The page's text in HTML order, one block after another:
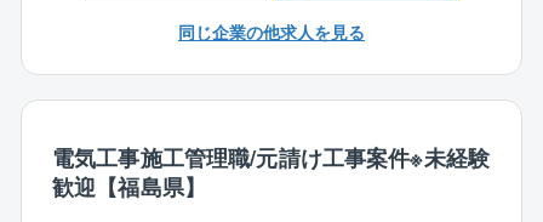
・案件は京都府内が基本となる為、宿泊を伴う出張は
・残業時間を減らすために建設ディレクターのポジシ
ョンを設けるなど、施工管理の負担を減らすための施
策を積極的に取り入れています。
同じ企業の他求人を見る
電気工事施工管理職/元請け工事案件※未経験
歓迎【福島県】